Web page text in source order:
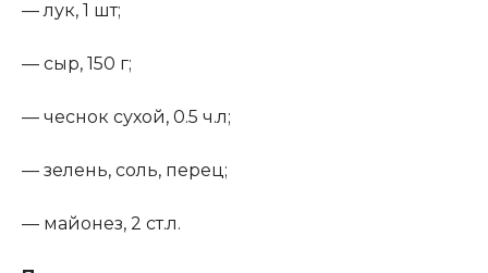
— лук, 1 шт;
— сыр, 150 г;
— чеснок сухой, 0.5 ч.л;
— зелень, соль, перец;
— майонез, 2 ст.л.